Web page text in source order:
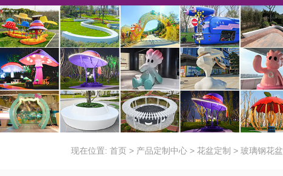
现在位置: 首页 > 产品定制中心 > 花盆定制 > 玻璃钢花盆